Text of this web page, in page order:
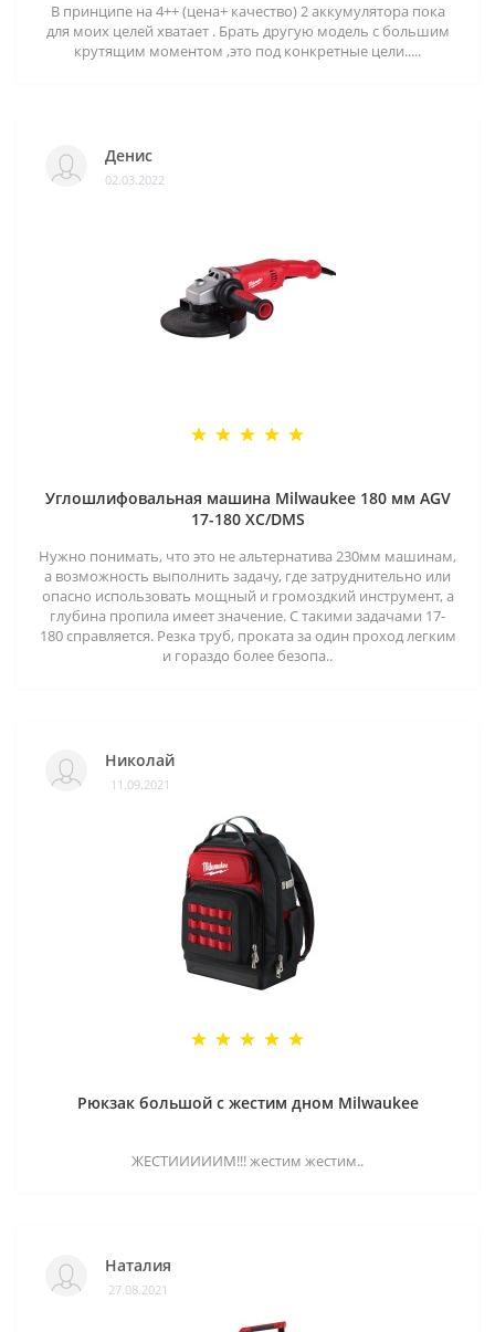
В принципе на 4++ (цена+ качество) 2 аккумулятора пока
для моих целей хватает . Брать другую модель с большим
крутящим моментом ,это под конкретные цели.....
Денис
02.03.2022
Углошлифовальная машина Milwaukee 180 мм AGV
17-180 XC/DMS
Нужно понимать, что это не альтернатива 230мм машинам,
а возможность выполнить задачу, где затруднительно или
опасно использовать мощный и громоздкий инструмент, а
глубина пропила имеет значение. С такими задачами 17-
180 справляется. Резка труб, проката за один проход легким
и гораздо более безопа..
Николай
11.09.2021
Рюкзак большой с жестим дном Milwaukee
ЖЕСТИИИИИМ!!! жестим жестим..
Наталия
27.08.2021